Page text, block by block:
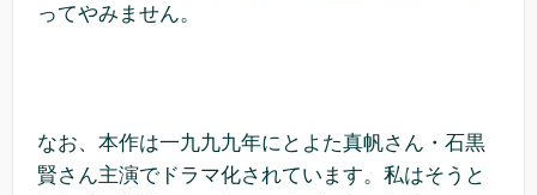
ってやみません。
なお、本作は一九九九年にとよた真帆さん・石黒
賢さん主演でドラマ化されています。私はそうと